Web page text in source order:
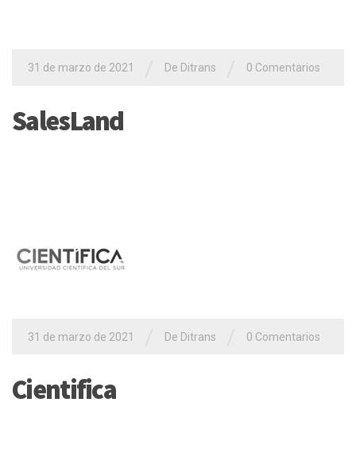
31 de marzo de 2021 De Ditrans 0 Comentarios
SalesLand
31 de marzo de 2021 De Ditrans 0 Comentarios
Cientifica